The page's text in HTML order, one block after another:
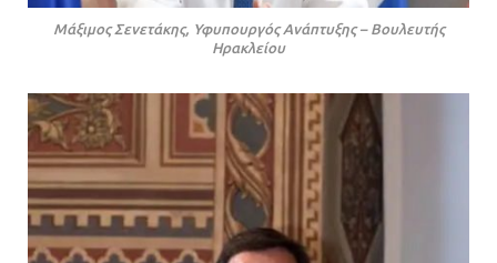
Μάξιμος Σενετάκης, Υφυπουργός Ανάπτυξης – Βουλευτής
Ηρακλείου